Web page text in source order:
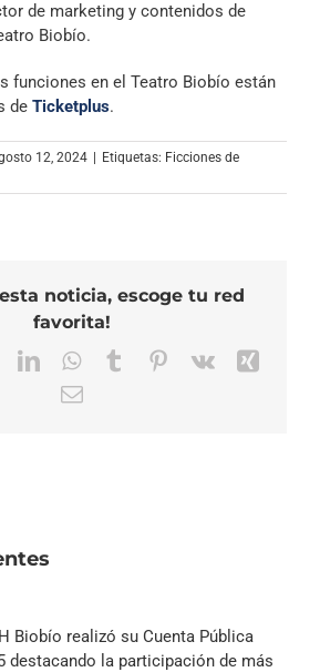
de marketing y contenidos de
Biobío.
funciones en el Teatro Biobío están
de Ticketplus.
12, 2024 Etiquetas: Ficciones de
noticia, escoge tu red
favorita!
LinkedInWhatsApp
TumblrPinterest
Vk
Correo
Biobío realizó su Cuenta Pública
destacando la participación de más